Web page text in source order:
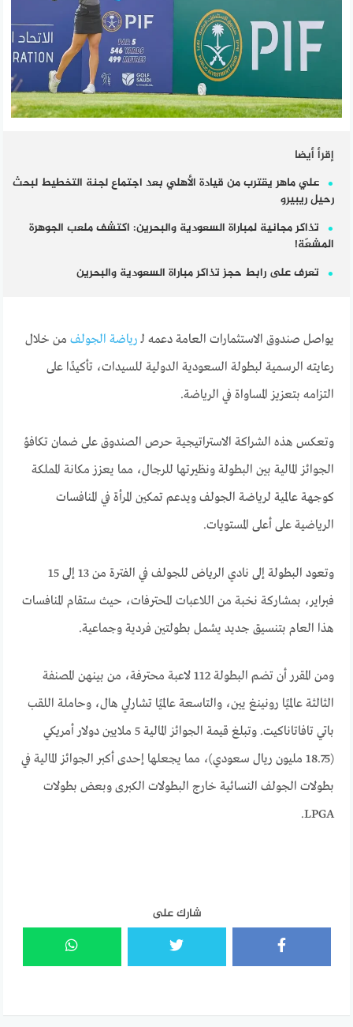
إقرأ أيضا
علي ماهر يقترب من قيادة الأهلي بعد اجتماع لجنة التخطيط لبحث
رحيل ريبيرو
تذاكر مجانية لمباراة السعودية والبحرين: اكتشف ملعب الجوهرة
المشعّة!
تعرف على رابط حجز تذاكر مباراة السعودية والبحرين
يواصل صندوق الاستثمارات العامة دعمه لـ رياضة الجولف من خلال
رعايته الرسمية لبطولة السعودية الدولية للسيدات، تأكيدًا على
التزامه بتعزيز المساواة في الرياضة.
وتعكس هذه الشراكة الاستراتيجية حرص الصندوق على ضمان تكافؤ
الجوائز المالية بين البطولة ونظيرتها للرجال، مما يعزز مكانة المملكة
كوجهة عالمية لرياضة الجولف ويدعم تمكين المرأة في المنافسات
الرياضية على أعلى المستويات.
وتعود البطولة إلى نادي الرياض للجولف في الفترة من 13 إلى 15
فبراير، بمشاركة نخبة من اللاعبات المحترفات، حيث ستقام المنافسات
هذا العام بتنسيق جديد يشمل بطولتين فردية وجماعية.
ومن المقرر أن تضم البطولة 112 لاعبة محترفة، من بينهن المصنفة
الثالثة عالميًا رونينغ يين، والتاسعة عالميًا تشارلي هال، وحاملة اللقب
باتي تافاتاناكيت. وتبلغ قيمة الجوائز المالية 5 ملايين دولار أمريكي
(18.75 مليون ريال سعودي)، مما يجعلها إحدى أكبر الجوائز المالية في
بطولات الجولف النسائية خارج البطولات الكبرى وبعض بطولات
LPGA.
شارك على